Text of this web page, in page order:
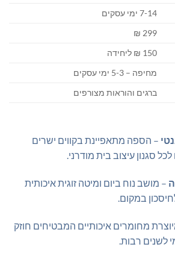
7-14 ימי עסקים
299 ₪
150 ₪ ליחידה
מחיפה – 5-3 ימי עסקים
ברגים והוראות מצורפים
– הספה מתאפיינת בקווים ישרים
סגנון עיצוב בית מודרני.
– מושב נוח ביום ומיטה זוגית איכותית
במקום.
מחומרים איכותיים המבטיחים חוזק
לשנים רבות.